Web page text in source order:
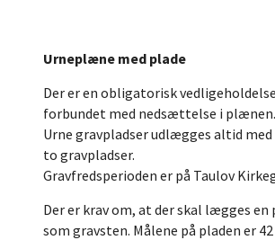
Urneplæne med plade
Der er en obligatorisk
forbundet med nedsættelse i plænen.
Urne gravpladser udlægges altid med
to gravpladser.
Gravfredsperioden er på Taulov
Der er krav om, at der skal lægges en
som gravsten. Målene på pladen er 42